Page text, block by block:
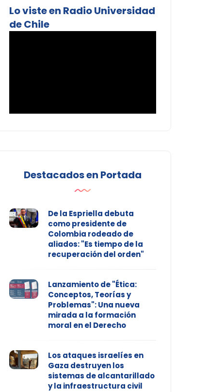
Lo viste en Radio Universidad
de Chile
Destacados en Portada
De la Espriella debuta
como presidente de
Colombia rodeado de
aliados: "Es tiempo de la
recuperación del orden"
Lanzamiento de "Ética:
Conceptos, Teorías y
Problemas": Una nueva
mirada a la formación
moral en el Derecho
Los ataques israelíes en
Gaza destruyen los
sistemas de alcantarillado
y la infraestructura civil